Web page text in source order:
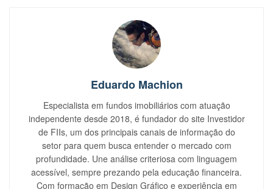
Eduardo Machion
Especialista em fundos imobiliários com atuação
independente desde 2018, é fundador do site Investidor
de FIIs, um dos principais canais de informação do
setor para quem busca entender o mercado com
profundidade. Une análise criteriosa com linguagem
acessível, sempre prezando pela educação financeira.
Com formação em Design Gráfico e experiência em